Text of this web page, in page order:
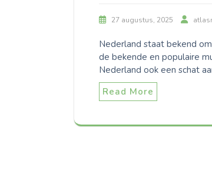
27 augustus, 2025
Nederland staat bekend
de bekende en populaire
Nederland ook een schat
Read More